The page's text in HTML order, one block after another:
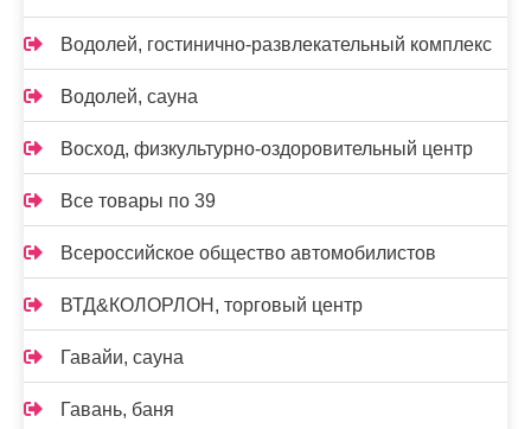
Водолей, гостинично-развлекательный комплекс
Водолей, сауна
Восход, физкультурно-оздоровительный центр
Все товары по 39
Всероссийское общество автомобилистов
ВТД&КОЛОРЛОН, торговый центр
Гавайи, сауна
Гавань, баня